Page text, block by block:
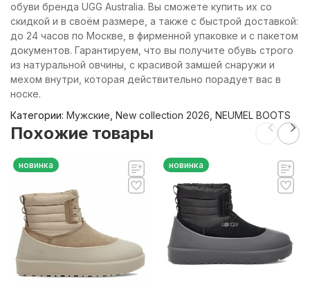
обуви бренда UGG Australia. Вы сможете купить их со
скидкой и в своём размере, а также с быстрой доставкой:
до 24 часов по Москве, в фирменной упаковке и с пакетом
документов. Гарантируем, что вы получите обувь строго
из натуральной овчины, с красивой замшей снаружи и
мехом внутри, которая действительно порадует вас в
носке.
Категории: Мужские New collection 2026 NEUMEL BOOTS
Похожие товары
новинка новинка